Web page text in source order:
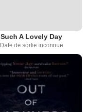
Such A Lovely Day
Date de sortie inconnue